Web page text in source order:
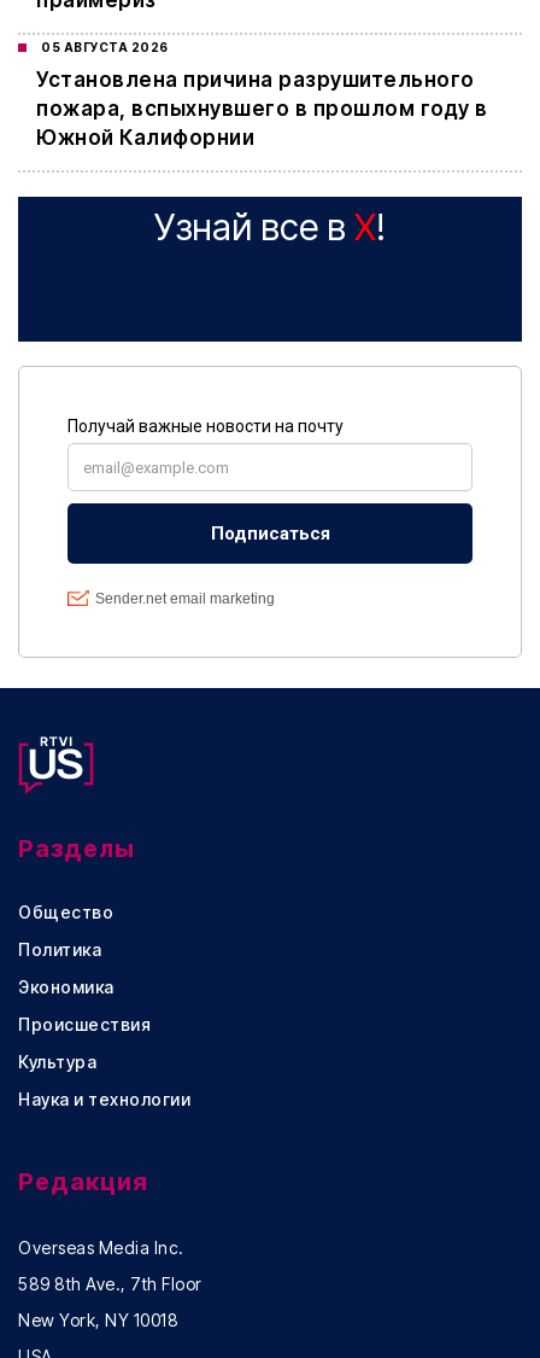
05 АВГУСТА 2026
Установлена причина разрушительного
пожара, вспыхнувшего в прошлом году в
Южной Калифорнии
Узнай все в X!
Разделы
Общество
Политика
Экономика
Происшествия
Культура
Наука и технологии
Редакция
Overseas Media Inc.
589 8th Ave., 7th Floor
New York, NY 10018